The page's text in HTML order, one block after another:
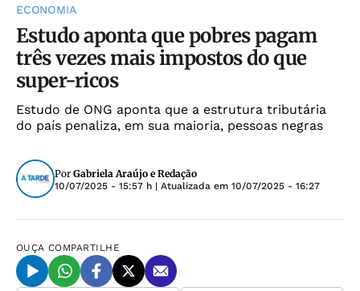
ECONOMIA
Estudo aponta que pobres pagam
três vezes mais impostos do que
super-ricos
Estudo de ONG aponta que a estrutura tributária
do país penaliza, em sua maioria, pessoas negras
Por Gabriela Araújo e Redação
10/07/2025 - 15:57 h | Atualizada em 10/07/2025 - 16:27
OUÇA COMPARTILHE